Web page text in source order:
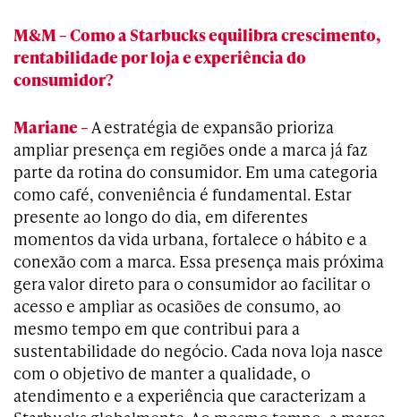
M&M – Como a Starbucks equilibra crescimento,
rentabilidade por loja e experiência do
consumidor?
Mariane –A estratégia de expansão prioriza
ampliar presença em regiões onde a marca já faz
parte da rotina do consumidor. Em uma categoria
como café, conveniência é fundamental. Estar
presente ao longo do dia, em diferentes
momentos da vida urbana, fortalece o hábito e a
conexão com a marca. Essa presença mais próxima
gera valor direto para o consumidor ao facilitar o
acesso e ampliar as ocasiões de consumo, ao
mesmo tempo em que contribui para a
sustentabilidade do negócio. Cada nova loja nasce
com o objetivo de manter a qualidade, o
atendimento e a experiência que caracterizam a